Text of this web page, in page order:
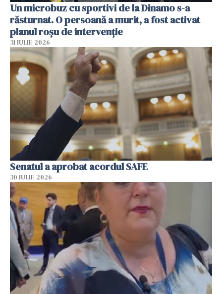
Un microbuz cu sportivi de la Dinamo s-a
răsturnat. O persoană a murit, a fost activat
planul roșu de intervenție
31 IULIE 2026
Senatul a aprobat acordul SAFE
30 IULIE 2026